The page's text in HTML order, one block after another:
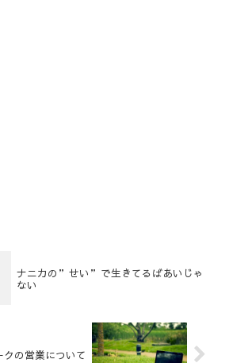
ナニカの”せい”で生きてるばあいじゃ
ない
の営業について